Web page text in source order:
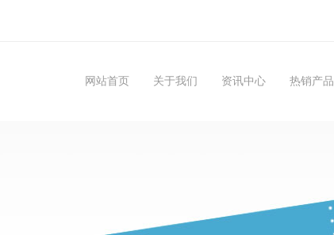
网站首页 关于我们 资讯中心 热销产品